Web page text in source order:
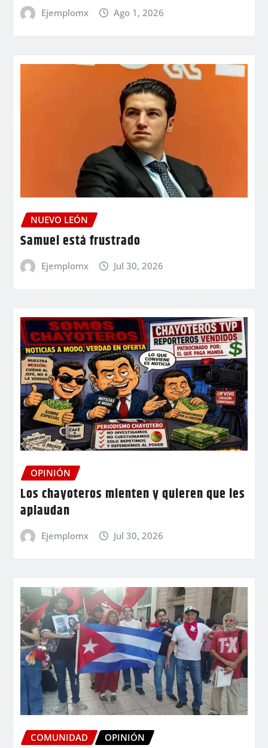
Ejemplomx Ago 1, 2026
NUEVO LEÓN
Samuel está frustrado
Ejemplomx Jul 30, 2026
OPINIÓN
Los chayoteros mienten y quieren que les
aplaudan
Ejemplomx Jul 30, 2026
COMUNIDAD OPINIÓN